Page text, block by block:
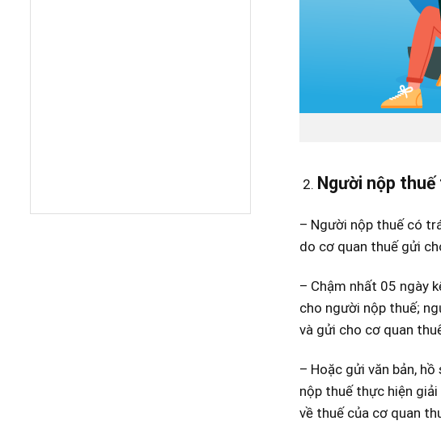
Người nộp thuế
– Người nộp thuế có
do cơ quan thuế gửi
– Chậm nhất 05 ngày
cho người nộp thuế;
và gửi cho cơ quan
– Hoặc gửi văn bản,
nộp thuế thực hiện
về thuế của cơ quan